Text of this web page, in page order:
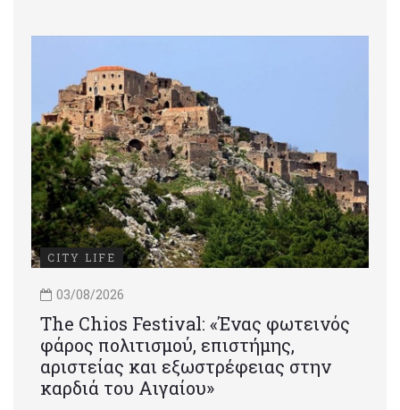
CITY LIFE
03/08/2026
Τhe Chios Festival: «Ένας φωτεινός
φάρος πολιτισμού, επιστήμης,
αριστείας και εξωστρέφειας στην
καρδιά του Αιγαίου»